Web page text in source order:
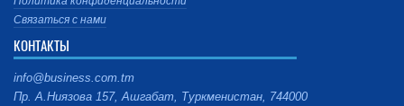
Связаться с нами
КОНТАКТЫ
info@business.com.tm
Пр. А.Ниязова 157, Ашгабат, Туркменистан, 744000